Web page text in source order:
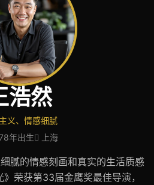
浩然
义、情感细腻
年出生
上海
腻的情感刻画和真实的生活质感
荣获第33届金鹰奖最佳导演，